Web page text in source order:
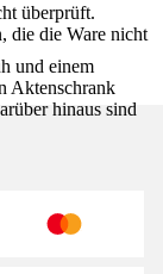
und einem
Aktenschrank
hinaus sind
überprüft.
die die Ware nicht